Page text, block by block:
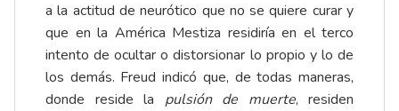
a la actitud de neurótico que no se quiere curar y
que en la América Mestiza residiría en el terco
intento de ocultar o distorsionar lo propio y lo de
los demás. Freud indicó que, de todas maneras,
donde reside la pulsión de muerte, residen